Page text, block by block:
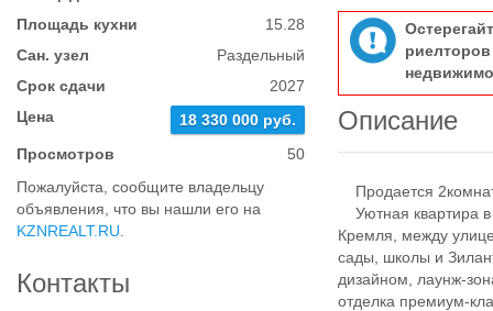
Площадь кухни
15.28
Сан. узел
Раздельный
Срок сдачи
2027
Цена
18 330 000 руб.
Просмотров
50
Пожалуйста, сообщите владельцу
объявления, что вы нашли его на
KZNREALT.RU
Контакты
Описание
Продается
Уютная квартира в
Кремля, между
сады, школы и
дизайном, лаунж-
отделка премиум-